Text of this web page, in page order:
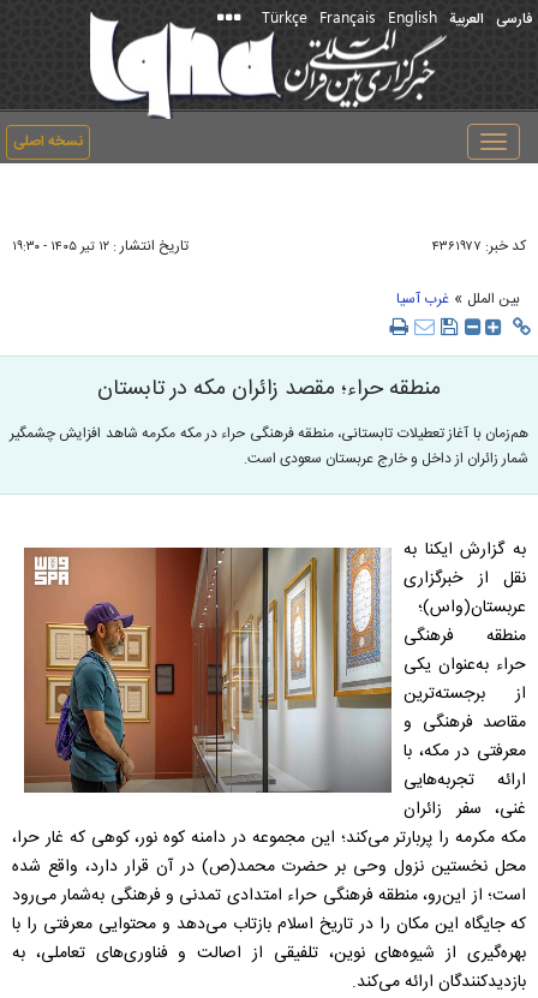
فارسی العربیة English
Français
Türkçe
نسخه اصلی
Toggle
navigation
کد خبر: ۴۳۶۱۹۷۷ تاریخ انتشار : ۱۲ تير ۱۴۰۵ - ۱۹:۳۰
بین الملل » غرب آسیا
منطقه حراء؛ مقصد زائران مکه در تابستان
هم‌زمان با آغاز تعطیلات تابستانی، منطقه فرهنگی حراء در مکه مکرمه شاهد افزایش چشمگیر
شمار زائران از داخل و خارج عربستان سعودی است.
به گزارش ایکنا به
نقل از خبرگزاری
عربستان(واس)؛
منطقه فرهنگی
حراء به‌عنوان یکی
از برجسته‌ترین
مقاصد فرهنگی و
معرفتی در مکه، با
ارائه تجربه‌هایی
غنی، سفر زائران
مکه مکرمه را پربارتر می‌کند؛ این مجموعه در دامنه كوه نور، کوهی که غار حرا،
محل نخستین نزول وحی بر حضرت محمد(ص) در آن قرار دارد، واقع شده
است؛ از این‌رو، منطقه فرهنگی حراء امتدادی تمدنی و فرهنگی به‌شمار می‌رود
که جایگاه این مکان را در تاریخ اسلام بازتاب می‌دهد و محتوایی معرفتی را با
بهره‌گیری از شیوه‌های نوین، تلفیقی از اصالت و فناوری‌های تعاملی، به
بازدیدکنندگان ارائه می‌کند.